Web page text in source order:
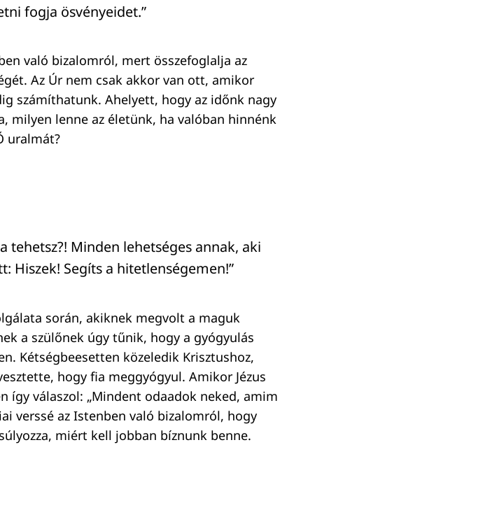
fogja ösvényeidet.”
való bizalomról, mert összefoglalja az
Az Úr nem csak akkor van ott, amikor
számíthatunk. Ahelyett, hogy az időnk nagy
milyen lenne az életünk, ha valóban hinnénk
uralmát?
tehetsz?! Minden lehetséges annak, aki
Hiszek! Segíts a hitetlenségemen!”
során, akiknek megvolt a maguk
a szülőnek úgy tűnik, hogy a gyógyulás
Kétségbeesetten közeledik Krisztushoz,
hogy fia meggyógyul. Amikor Jézus
így válaszol: „Mindent odaadok neked, amim
verssé az Istenben való bizalomról, hogy
miért kell jobban bíznunk benne.